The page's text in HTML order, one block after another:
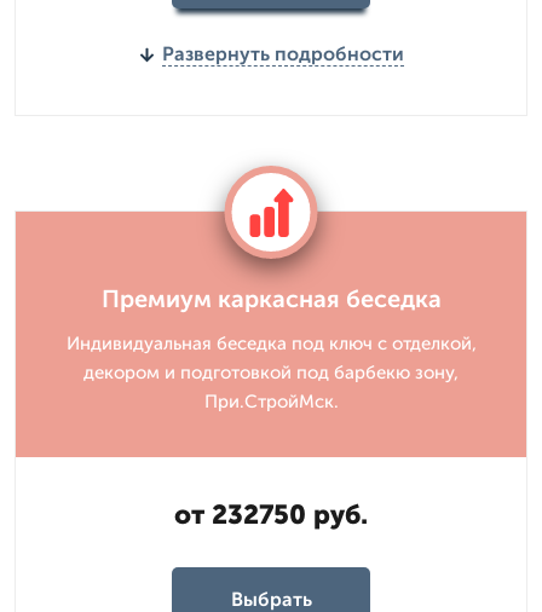
Развернуть подробности
Премиум каркасная беседка
Индивидуальная беседка под ключ с отделкой,
декором и подготовкой под барбекю зону,
При.СтройМск.
от 232750 руб.
Выбрать